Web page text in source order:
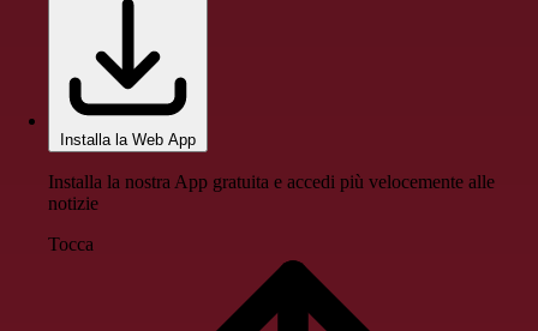
Installa la Web App
Installa la nostra App gratuita e accedi più velocemente alle
notizie
Tocca